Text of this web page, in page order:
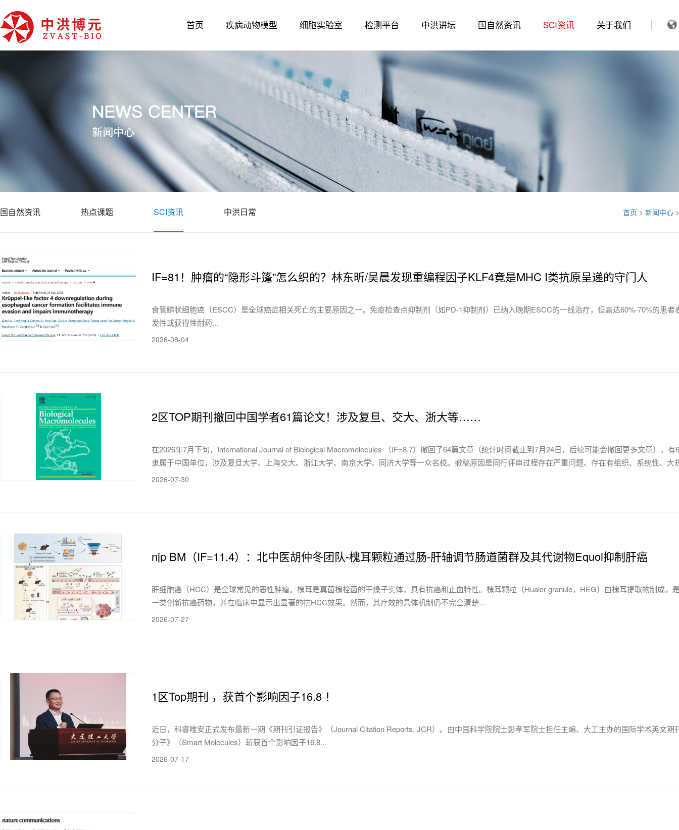
首页 疾病动物模型 细胞实验室 检测平台 中洪讲坛 国自然资讯 SCI资讯 关于我们
国自然资讯 热点课题 SCI资讯 中洪日常 首页 > 新闻中心 >
IF=81！肿瘤的“隐形斗篷”怎么织的？林东昕/吴晨发现重编程因子KLF4竟是MHC I类抗原呈递的守门人
食管鳞状细胞癌（ESCC）是全球癌症相关死亡的主要原因之一。免疫检查点抑制剂（如PD-1抑制剂）已纳入晚期ESCC的一线治疗，但高达60%-70%的患者
发性或获得性耐药...
2026-08-04
2区TOP期刊撤回中国学者61篇论文！涉及复旦、交大、浙大等……
在2026年7月下旬，International Journal of Biological Macromolecules （IF=8.7）撤回了64篇文章（统计时间截止到7月24日，后续可能会撤回更多文章），有
隶属于中国单位，涉及复旦大学、上海交大、浙江大学、南京大学、同济大学等一众名校。撤稿原因是同行评审过程存在严重问题、存在有组织、系统性、大
的行为...
2026-07-30
njp BM（IF=11.4）：北中医胡仲冬团队-槐耳颗粒通过肠-肝轴调节肠道菌群及其代谢物Equol抑制肝癌
肝细胞癌（HCC）是全球常见的恶性肿瘤。槐耳是真菌槐栓菌的干燥子实体，具有抗癌和止血特性。槐耳颗粒（Huaier granule，HEG）由槐耳提取物制成，
一类创新抗癌药物，并在临床中显示出显著的抗HCC效果。然而，其疗效的具体机制仍不完全清楚...
2026-07-27
1区Top期刊 ，获首个影响因子16.8 ！
近日，科睿唯安正式发布最新一期《期刊引证报告》（Journal Citation Reports, JCR）。由中国科学院院士彭孝军院士担任主编、大工主办的国际学术英文期
分子》（Smart Molecules）斩获首个影响因子16.8...
2026-07-17